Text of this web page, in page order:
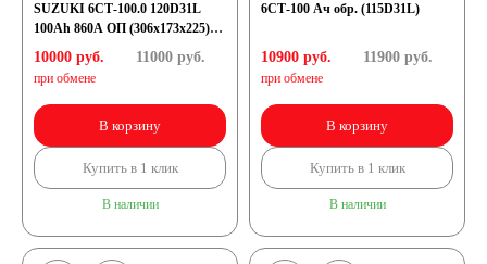
SUZUKI 6СТ-100.0 120D31L
100Ah 860A ОП (306x173x225)
D31L
10000 руб.
при обмене
11000руб.
В корзину
Купить в 1 клик
В наличии
6СТ-100 Ач обр. (115D31L)
10900 руб.
при обмене
11900руб.
В корзину
Купить в 1 клик
В наличии